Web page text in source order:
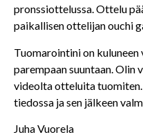
pronssiottelussa. Ottelu
paikallisen ottelijan ouchi
Tuomarointini on
parempaan suuntaan. Olin
videolta otteluita
tiedossa ja sen jälkeen
Juha Vuorela